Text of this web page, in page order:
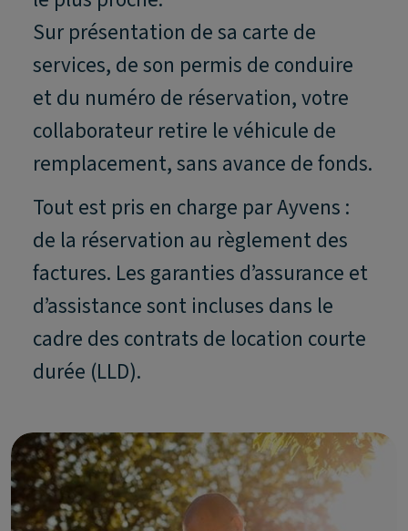
Sur présentation de sa carte de
services, de son permis de conduire
et du numéro de réservation, votre
collaborateur retire le véhicule de
remplacement, sans avance de fonds.
Tout est pris en charge par Ayvens :
de la réservation au règlement des
factures. Les garanties d’assurance et
d’assistance sont incluses dans le
cadre des contrats de location courte
durée (LLD).